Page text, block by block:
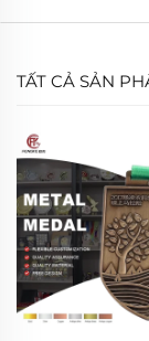
TẤT CẢ SẢN